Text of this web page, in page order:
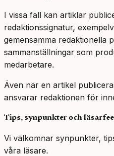
I vissa fall kan artiklar
redaktionssignatur,
gemensamma redaktionella
sammanställningar som
medarbetare.
Även när en artikel
ansvarar redaktionen för
Tips, synpunkter och
Vi välkomnar synpunkter,
våra läsare.